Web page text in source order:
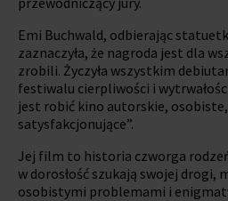
Emi Buchwald, odbierając
zaznaczyła, że nagroda jest dla
zrobili. Życzyła wszystkim
festiwalu cierpliwości i
jest robić kino autorskie,
satysfakcjonujące”.
Jej film to historia czworga
w dorosłość szukają swojej drogi,
osobistymi problemami i